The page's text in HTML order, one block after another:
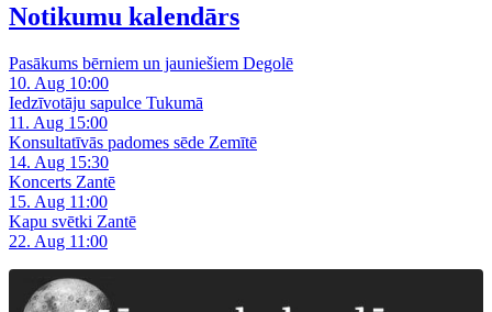
Notikumu kalendārs
Pasākums bērniem un jauniešiem Degolē
10. Aug 10:00
Iedzīvotāju sapulce Tukumā
11. Aug 15:00
Konsultatīvās padomes sēde Zemītē
14. Aug 15:30
Koncerts Zantē
15. Aug 11:00
Kapu svētki Zantē
22. Aug 11:00